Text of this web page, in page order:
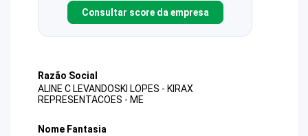
Consultar score da empresa
Razão Social
ALINE C LEVANDOSKI LOPES - KIRAX
REPRESENTACOES - ME
Nome Fantasia